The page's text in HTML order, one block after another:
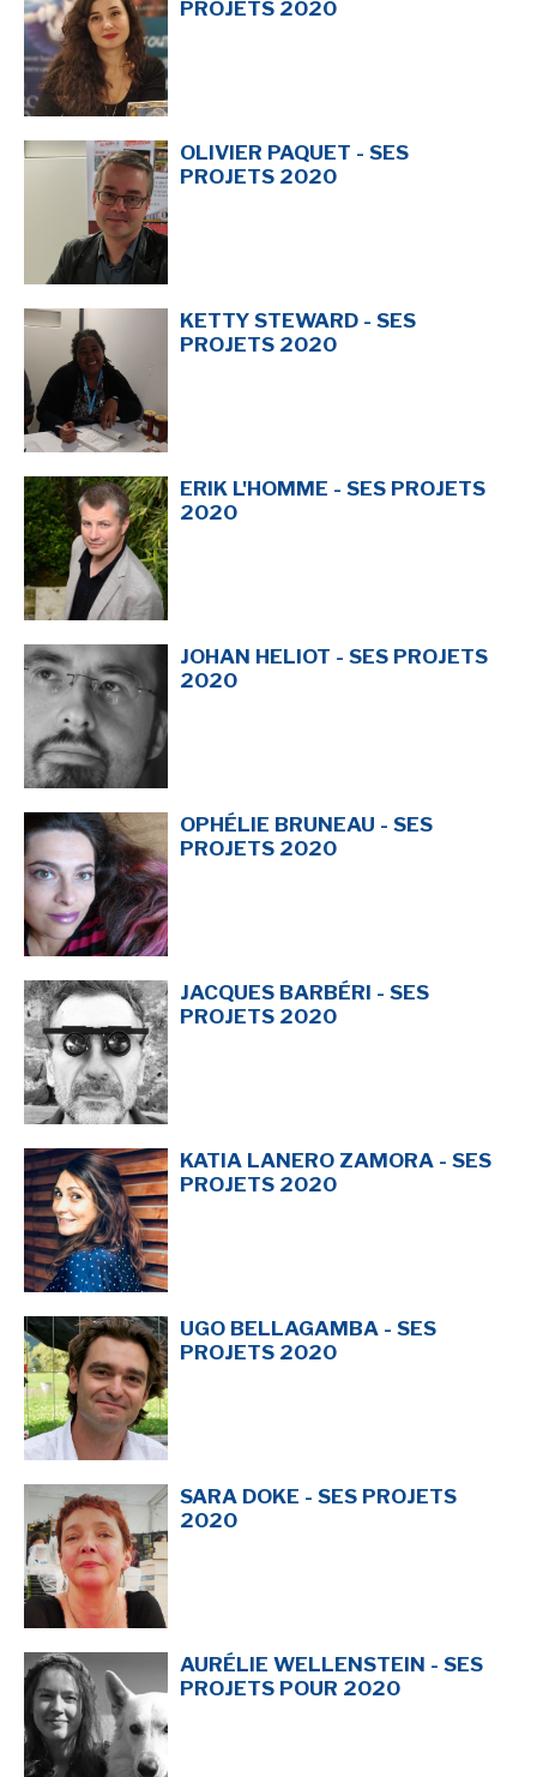
PROJETS 2020
OLIVIER PAQUET - SES
PROJETS 2020
KETTY STEWARD - SES
PROJETS 2020
ERIK L'HOMME - SES PROJETS
2020
JOHAN HELIOT - SES PROJETS
2020
OPHÉLIE BRUNEAU - SES
PROJETS 2020
JACQUES BARBÉRI - SES
PROJETS 2020
KATIA LANERO ZAMORA - SES
PROJETS 2020
UGO BELLAGAMBA - SES
PROJETS 2020
SARA DOKE - SES PROJETS
2020
AURÉLIE WELLENSTEIN - SES
PROJETS POUR 2020